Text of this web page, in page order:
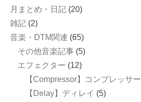
月まとめ・日記 (20)
雑記 (2)
音楽・DTM関連 (65)
その他音楽記事 (5)
エフェクター (12)
【Compressor】コンプレッサー
【Delay】ディレイ (5)